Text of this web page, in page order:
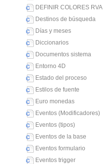
DEFINIR COLORES RVA
Destinos de búsqueda
Días y meses
Diccionarios
Documentos sistema
Entorno 4D
Estado del proceso
Estilos de fuente
Euro monedas
Eventos (Modificadores)
Eventos (tipos)
Eventos de la base
Eventos formulario
Eventos trigger